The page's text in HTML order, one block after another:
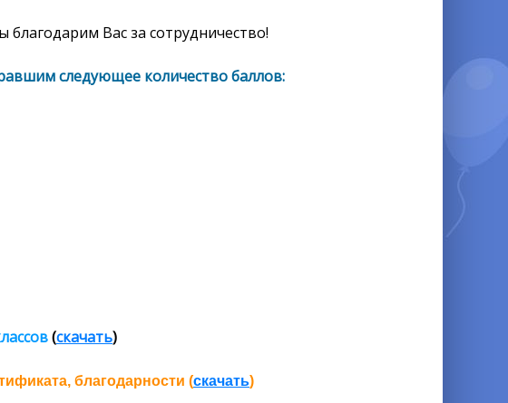
Вас за сотрудничество!
следующее количество баллов:
(скачать)
благодарности (скачать)